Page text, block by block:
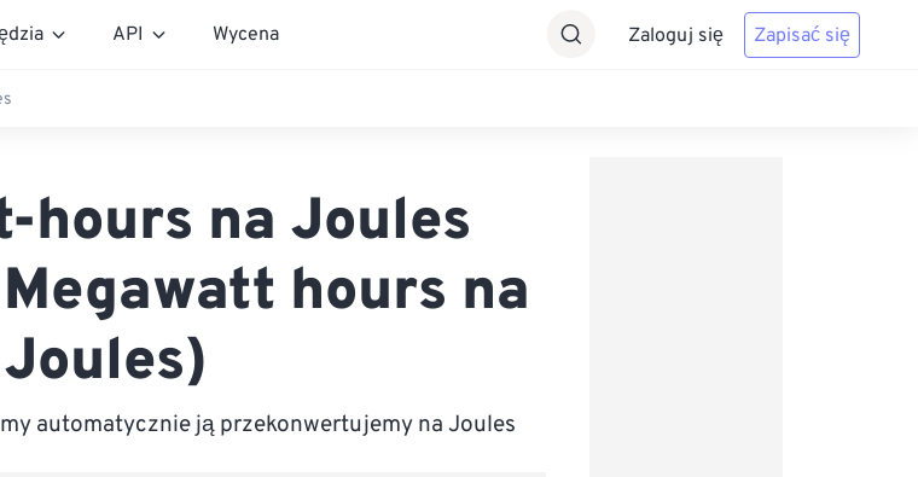
API Wycena Zaloguj się Zapisać się
hours na Joules
hours na
Joules)
automatycznie ją przekonwertujemy na Joules